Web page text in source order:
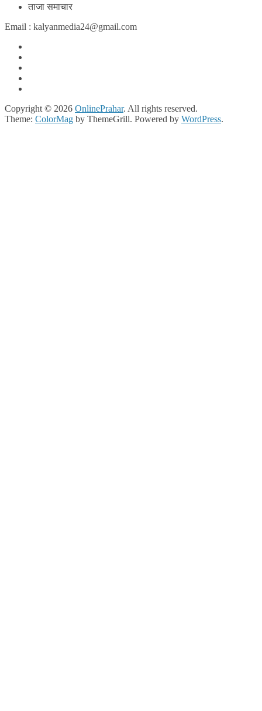
ताजा समाचार
Email : kalyanmedia24@gmail.com
Copyright © 2026 OnlinePrahar. All rights reserved.
Theme: ColorMag by ThemeGrill. Powered by WordPress.